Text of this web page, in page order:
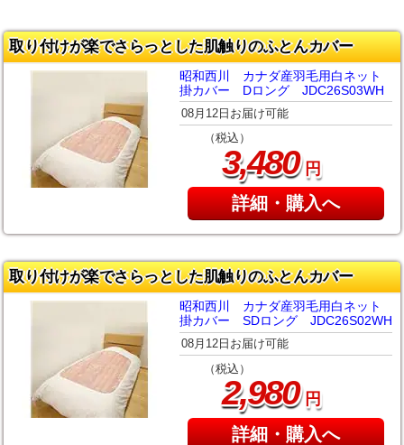
取り付けが楽でさらっとした肌触りのふとんカバー
昭和西川 カナダ産羽毛用白ネット
掛カバー Dロング JDC26S03WH
08月12日お届け可能
（税込）
3,480円
詳細・購入へ
取り付けが楽でさらっとした肌触りのふとんカバー
昭和西川 カナダ産羽毛用白ネット
掛カバー SDロング JDC26S02WH
08月12日お届け可能
（税込）
2,980円
詳細・購入へ